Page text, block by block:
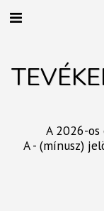
A 2026-os
A - (mínusz)